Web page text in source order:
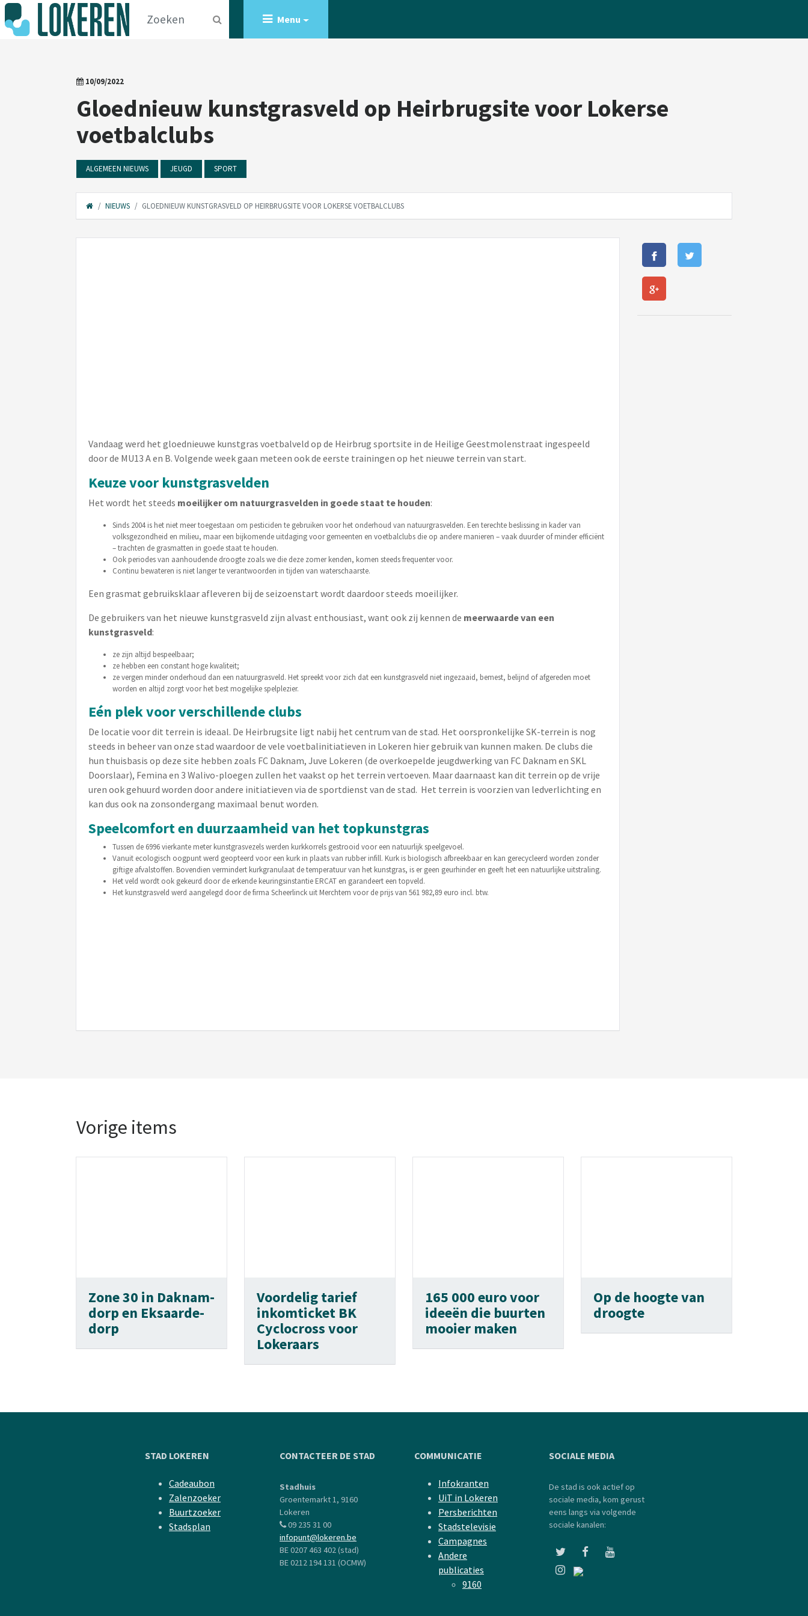
Menu
10/09/2022
Gloednieuw kunstgrasveld op Heirbrugsite voor Lokerse
voetbalclubs
ALGEMEEN NIEUWS JEUGD SPORT
NIEUWS GLOEDNIEUW KUNSTGRASVELD OP HEIRBRUGSITE VOOR LOKERSE VOETBALCLUBS
Vandaag werd het gloednieuwe kunstgras voetbalveld op de Heirbrug sportsite in de Heilige Geestmolenstraat ingespeeld
door de MU13 A en B. Volgende week gaan meteen ook de eerste trainingen op het nieuwe terrein van start.
Keuze voor kunstgrasvelden
Het wordt het steeds moeilijker om natuurgrasvelden in goede staat te houden:
Sinds 2004 is het niet meer toegestaan om pesticiden te gebruiken voor het onderhoud van natuurgrasvelden. Een terechte beslissing in kader van
volksgezondheid en milieu, maar een bijkomende uitdaging voor gemeenten en voetbalclubs die op andere manieren – vaak duurder of minder efficiënt
– trachten de grasmatten in goede staat te houden.
Ook periodes van aanhoudende droogte zoals we die deze zomer kenden, komen steeds frequenter voor.
Continu bewateren is niet langer te verantwoorden in tijden van waterschaarste.
Een grasmat gebruiksklaar afleveren bij de seizoenstart wordt daardoor steeds moeilijker.
De gebruikers van het nieuwe kunstgrasveld zijn alvast enthousiast, want ook zij kennen de meerwaarde van een
kunstgrasveld:
ze zijn altijd bespeelbaar;
ze hebben een constant hoge kwaliteit;
ze vergen minder onderhoud dan een natuurgrasveld. Het spreekt voor zich dat een kunstgrasveld niet ingezaaid, bemest, belijnd of afgereden moet
worden en altijd zorgt voor het best mogelijke spelplezier.
Eén plek voor verschillende clubs
De locatie voor dit terrein is ideaal. De Heirbrugsite ligt nabij het centrum van de stad. Het oorspronkelijke SK-terrein is nog
steeds in beheer van onze stad waardoor de vele voetbalinitiatieven in Lokeren hier gebruik van kunnen maken. De clubs die
hun thuisbasis op deze site hebben zoals FC Daknam, Juve Lokeren (de overkoepelde jeugdwerking van FC Daknam en SKL
Doorslaar), Femina en 3 Walivo-ploegen zullen het vaakst op het terrein vertoeven. Maar daarnaast kan dit terrein op de vrije
uren ook gehuurd worden door andere initiatieven via de sportdienst van de stad. Het terrein is voorzien van ledverlichting en
kan dus ook na zonsondergang maximaal benut worden.
Speelcomfort en duurzaamheid van het topkunstgras
Tussen de 6996 vierkante meter kunstgrasvezels werden kurkkorrels gestrooid voor een natuurlijk speelgevoel.
Vanuit ecologisch oogpunt werd geopteerd voor een kurk in plaats van rubber infill. Kurk is biologisch afbreekbaar en kan gerecycleerd worden zonder
giftige afvalstoffen. Bovendien vermindert kurkgranulaat de temperatuur van het kunstgras, is er geen geurhinder en geeft het een natuurlijke uitstraling.
Het veld wordt ook gekeurd door de erkende keuringsinstantie ERCAT en garandeert een topveld.
Het kunstgrasveld werd aangelegd door de firma Scheerlinck uit Merchtem voor de prijs van 561 982,89 euro incl. btw.
Vorige items
Zone 30 in Daknam-
dorp en Eksaarde-
dorp
Voordelig tarief
inkomticket BK
Cyclocross voor
Lokeraars
165 000 euro voor
ideeën die buurten
mooier maken
Op de hoogte van
droogte
STAD LOKEREN
Cadeaubon
Zalenzoeker
Buurtzoeker
Stadsplan
CONTACTEER DE STAD
Stadhuis
Groentemarkt 1, 9160
Lokeren
09 235 31 00
infopunt@lokeren.be
BE 0207 463 402 (stad)
BE 0212 194 131 (OCMW)
COMMUNICATIE
Infokranten
UiT in Lokeren
Persberichten
Stadstelevisie
Campagnes
Andere
publicaties
9160
SOCIALE MEDIA
De stad is ook actief op
sociale media, kom gerust
eens langs via volgende
sociale kanalen: